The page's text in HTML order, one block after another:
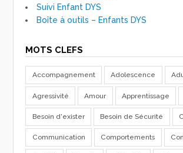
Suivi Enfant DYS
Boîte à outils – Enfants DYS
MOTS CLEFS
Accompagnement Adolescence
Agressivité Amour Apprentissage
Besoin d'exister Besoin de Sécurité
Communication Comportements